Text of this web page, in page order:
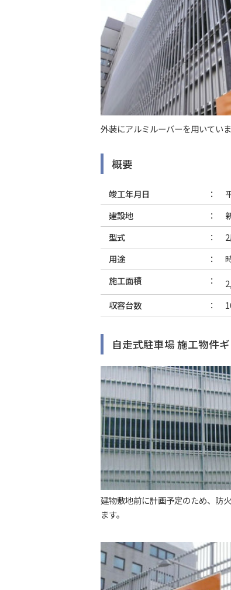
外装にアルミルーバーを用いていま
概要
竣工年月日
建設地
型式
用途
施工面積
収容台数
自走式駐車場 施工物件
建物敷地前に計画予定のため、防
ます。